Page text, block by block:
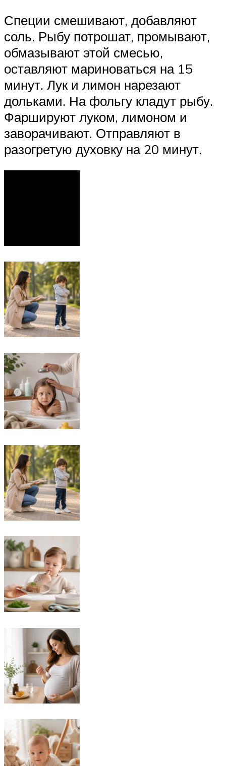
Специи смешивают, добавляют
соль. Рыбу потрошат, промывают,
обмазывают этой смесью,
оставляют мариноваться на 15
минут. Лук и лимон нарезают
дольками. На фольгу кладут рыбу.
Фаршируют луком, лимоном и
заворачивают. Отправляют в
разогретую духовку на 20 минут.